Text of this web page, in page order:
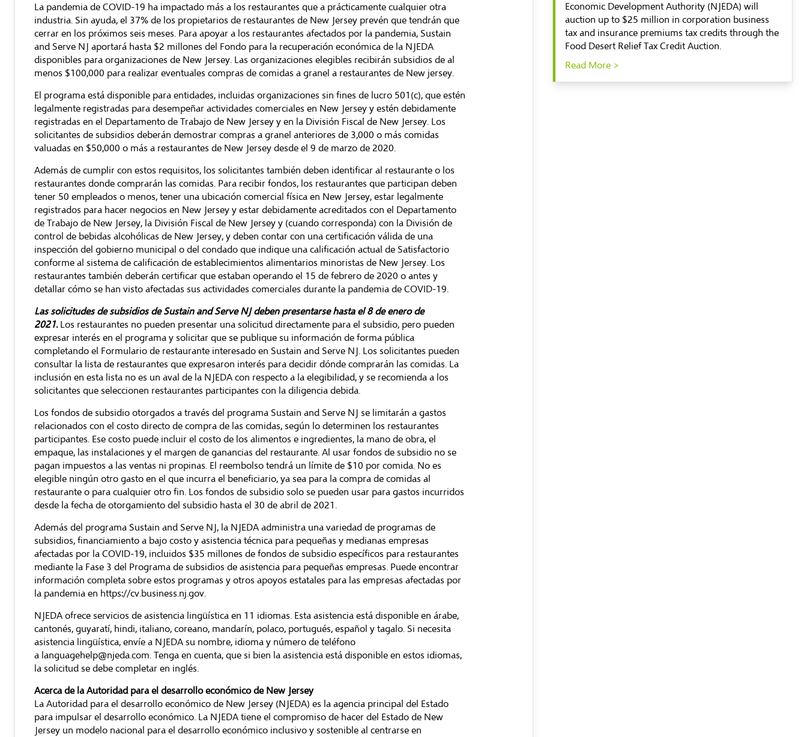
La pandemia de COVID-19 ha impactado más a los restaurantes que a prácticamente cualquier otra
industria. Sin ayuda, el 37% de los propietarios de restaurantes de New Jersey prevén que tendrán que
cerrar en los próximos seis meses. Para apoyar a los restaurantes afectados por la pandemia, Sustain
and Serve NJ aportará hasta $2 millones del Fondo para la recuperación económica de la NJEDA
disponibles para organizaciones de New Jersey. Las organizaciones elegibles recibirán subsidios de al
menos $100,000 para realizar eventuales compras de comidas a granel a restaurantes de New jersey.
El programa está disponible para entidades, incluidas organizaciones sin fines de lucro 501(c), que estén
legalmente registradas para desempeñar actividades comerciales en New Jersey y estén debidamente
registradas en el Departamento de Trabajo de New Jersey y en la División Fiscal de New Jersey. Los
solicitantes de subsidios deberán demostrar compras a granel anteriores de 3,000 o más comidas
valuadas en $50,000 o más a restaurantes de New Jersey desde el 9 de marzo de 2020.
Además de cumplir con estos requisitos, los solicitantes también deben identificar al restaurante o los
restaurantes donde comprarán las comidas. Para recibir fondos, los restaurantes que participan deben
tener 50 empleados o menos, tener una ubicación comercial física en New Jersey, estar legalmente
registrados para hacer negocios en New Jersey y estar debidamente acreditados con el Departamento
de Trabajo de New Jersey, la División Fiscal de New Jersey y (cuando corresponda) con la División de
control de bebidas alcohólicas de New Jersey, y deben contar con una certificación válida de una
inspección del gobierno municipal o del condado que indique una calificación actual de Satisfactorio
conforme al sistema de calificación de establecimientos alimentarios minoristas de New Jersey. Los
restaurantes también deberán certificar que estaban operando el 15 de febrero de 2020 o antes y
detallar cómo se han visto afectadas sus actividades comerciales durante la pandemia de COVID-19.
Las solicitudes de subsidios de Sustain and Serve NJ deben presentarse hasta el 8 de enero de
2021. Los restaurantes no pueden presentar una solicitud directamente para el subsidio, pero pueden
expresar interés en el programa y solicitar que se publique su información de forma pública
completando el Formulario de restaurante interesado en Sustain and Serve NJ. Los solicitantes pueden
consultar la lista de restaurantes que expresaron interés para decidir dónde comprarán las comidas. La
inclusión en esta lista no es un aval de la NJEDA con respecto a la elegibilidad, y se recomienda a los
solicitantes que seleccionen restaurantes participantes con la diligencia debida.
Los fondos de subsidio otorgados a través del programa Sustain and Serve NJ se limitarán a gastos
relacionados con el costo directo de compra de las comidas, según lo determinen los restaurantes
participantes. Ese costo puede incluir el costo de los alimentos e ingredientes, la mano de obra, el
empaque, las instalaciones y el margen de ganancias del restaurante. Al usar fondos de subsidio no se
pagan impuestos a las ventas ni propinas. El reembolso tendrá un límite de $10 por comida. No es
elegible ningún otro gasto en el que incurra el beneficiario, ya sea para la compra de comidas al
restaurante o para cualquier otro fin. Los fondos de subsidio solo se pueden usar para gastos incurridos
desde la fecha de otorgamiento del subsidio hasta el 30 de abril de 2021.
Además del programa Sustain and Serve NJ, la NJEDA administra una variedad de programas de
subsidios, financiamiento a bajo costo y asistencia técnica para pequeñas y medianas empresas
afectadas por la COVID-19, incluidos $35 millones de fondos de subsidio específicos para restaurantes
mediante la Fase 3 del Programa de subsidios de asistencia para pequeñas empresas. Puede encontrar
información completa sobre estos programas y otros apoyos estatales para las empresas afectadas por
la pandemia en https://cv.business.nj.gov.
NJEDA ofrece servicios de asistencia lingüística en 11 idiomas. Esta asistencia está disponible en árabe,
cantonés, guyaratí, hindi, italiano, coreano, mandarín, polaco, portugués, español y tagalo. Si necesita
asistencia lingüística, envíe a NJEDA su nombre, idioma y número de teléfono
a languagehelp@njeda.com. Tenga en cuenta, que si bien la asistencia está disponible en estos idiomas,
la solicitud se debe completar en inglés.
Acerca de la Autoridad para el desarrollo económico de New Jersey
La Autoridad para el desarrollo económico de New Jersey (NJEDA) es la agencia principal del Estado
para impulsar el desarrollo económico. La NJEDA tiene el compromiso de hacer del Estado de New
Jersey un modelo nacional para el desarrollo económico inclusivo y sostenible al centrarse en
Economic Development Authority (NJEDA) will
auction up to $25 million in corporation business
tax and insurance premiums tax credits through the
Food Desert Relief Tax Credit Auction.
Read More >